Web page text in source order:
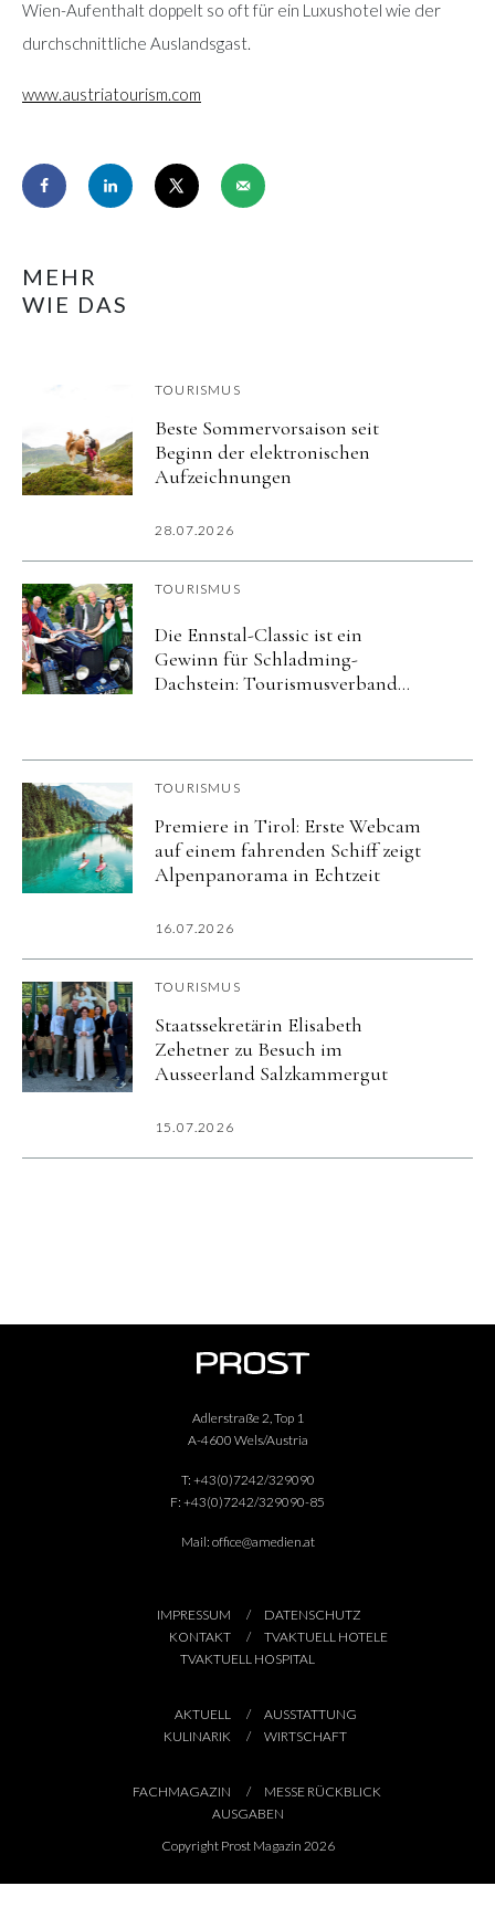
Wien-Aufenthalt doppelt so oft für ein Luxushotel wie der
durchschnittliche Auslandsgast.
www.austriatourism.com
MEHR
WIE DAS
TOURISMUS
Beste Sommervorsaison seit
Beginn der elektronischen
Aufzeichnungen
28.07.2026
TOURISMUS
Die Ennstal-Classic ist ein
Gewinn für Schladming-
Dachstein: Tourismusverband
TOURISMUS
Premiere in Tirol: Erste Webcam
auf einem fahrenden Schiff zeigt
Alpenpanorama in Echtzeit
16.07.2026
TOURISMUS
Staatssekretärin Elisabeth
Zehetner zu Besuch im
Ausseerland Salzkammergut
15.07.2026
Adlerstraße 2, Top 1
A-4600 Wels/Austria
T: +43(0)7242/329090
F: +43(0)7242/329090-85
Mail: office@amedien.at
IMPRESSUM
DATENSCHUTZ
KONTAKT
TVAKTUELL HOTELE
TVAKTUELL HOSPITAL
AKTUELL
AUSSTATTUNG
KULINARIK
WIRTSCHAFT
FACHMAGAZIN
MESSE RÜCKBLICK
AUSGABEN
Copyright Prost Magazin 2026